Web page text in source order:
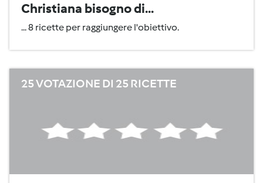
Christiana bisogno di...
... 8 ricette per raggiungere l'obiettivo.
25 VOTAZIONE DI 25 RICETTE